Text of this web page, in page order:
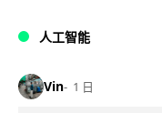
人工智能
Vin 1 日